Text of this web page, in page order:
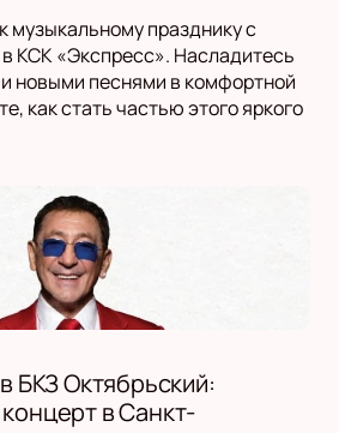
музыкальному празднику с
КСК «Экспресс». Насладитесь
новыми песнями в комфортной
как стать частью этого яркого
БКЗ Октябрьский:
в Санкт-